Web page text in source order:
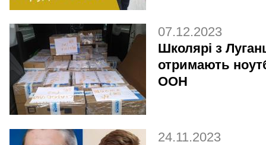
07.12.2023
Школярі з
отримають
ООН
24.11.2023